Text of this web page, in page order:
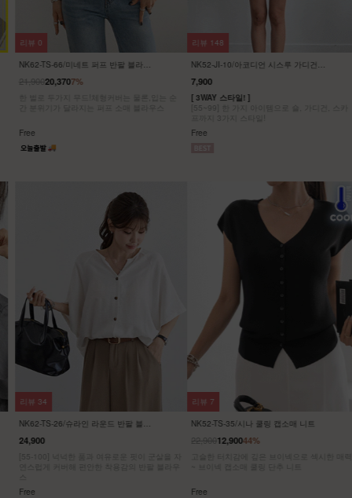
NK52-JI-10/아코디언 시스루 가디건
7,900
Free
리뷰148
NK42-T-28/라일 브이넥 캡소매니트
26,9009,900
차르르~ 브이넥 캡소매 니트
Free
리뷰11
NK52-TS-35/시나 쿨링 캡소매 니트
22,90012,900
고슬한 터치감에 깊은 브이넥으로 섹시한 매력
Free
리뷰7
NK12-T-78/밀크캔디
76%
24,9005,900
Free
리뷰19